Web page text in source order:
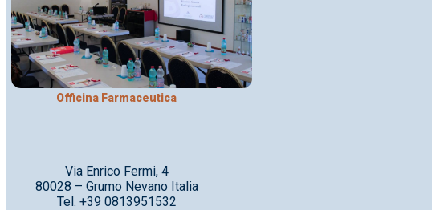
Officina Farmaceutica
Via Enrico Fermi, 4
80028 – Grumo Nevano Italia
Tel. +39 0813951532